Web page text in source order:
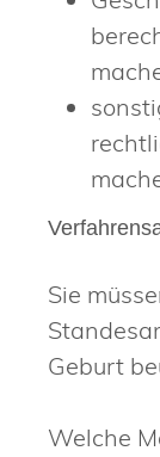
Sie
Geburt
Welche